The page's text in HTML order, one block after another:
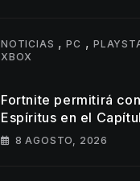
NOTICIAS ,PC ,
XBOX
Fortnite permitirá
Espíritus en el
4 8 AGOSTO, 2026